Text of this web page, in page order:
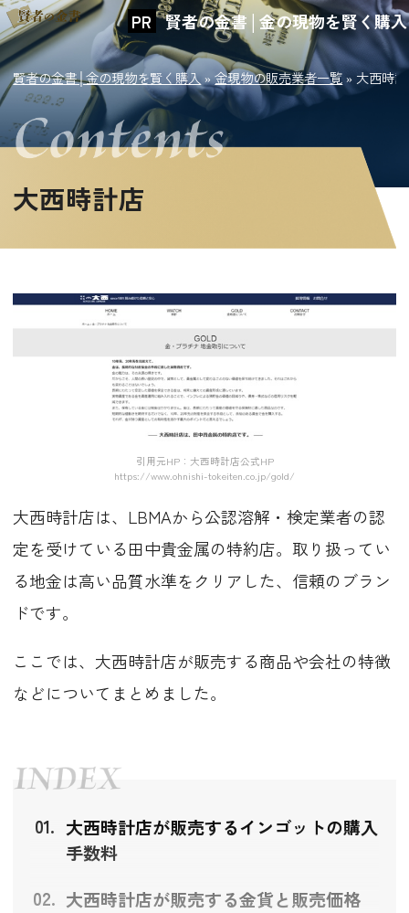
賢者の金書│金の現物を賢く購入
賢者の金書│金の現物を賢く購入»金現物の販売業者一覧»大西時
大西時計店
引用元HP：大西時計店公式HP
https://www.ohnishi-tokeiten.co.jp/gold/
大西時計店は、LBMAから公認溶解・検定業者の認
定を受けている田中貴金属の特約店。取り扱ってい
る地金は高い品質水準をクリアした、信頼のブラン
ドです。
ここでは、大西時計店が販売する商品や会社の特徴
などについてまとめました。
大西時計店が販売するインゴットの購入
手数料
大西時計店が販売する金貨と販売価格